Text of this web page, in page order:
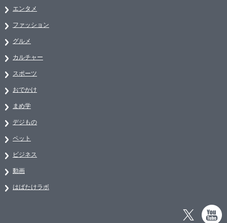
エンタメ
ファッション
グルメ
カルチャー
スポーツ
おでかけ
まめ学
デジもの
ペット
ビジネス
動画
はばたけラボ